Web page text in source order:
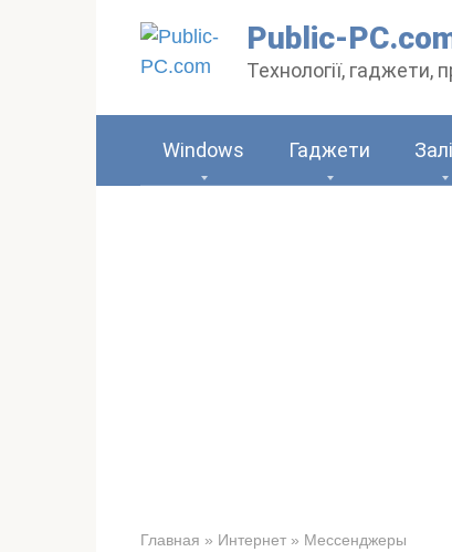
Public-
Технології, гаджети,
Windows Гаджети
Главная » Интернет » Мессенджеры